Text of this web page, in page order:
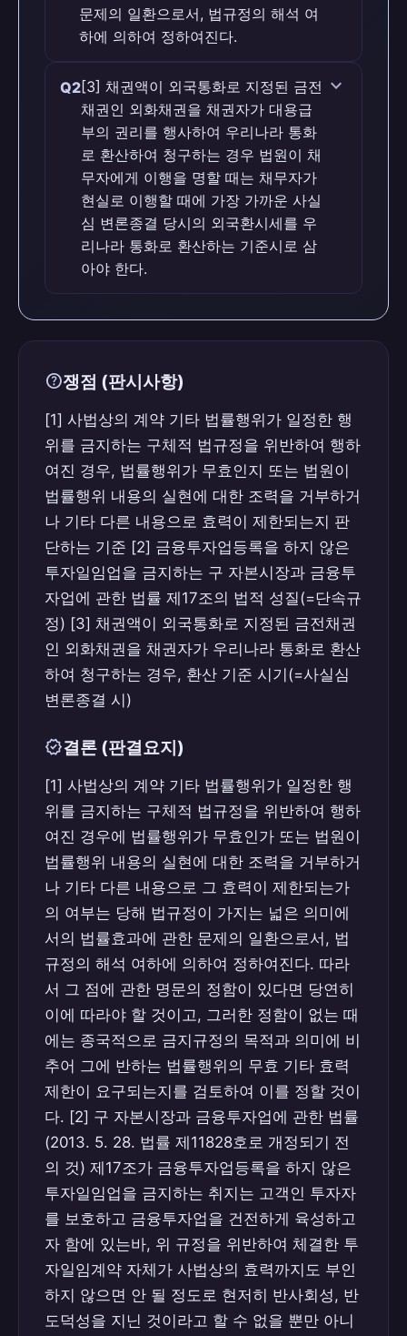
문제의 일환으로서, 법규정의 해석 여
하에 의하여 정하여진다.
맞습니다 (O)
판례 근거
[1] 사법상의 계약 기타 법률행위가 일정한
행위를 금지하는 구체적 법규정을 위반하여
행하여진 경우에 법률행위가 무효인가 또는
법원이 법률행위 내용의 실현에 대한 조력
을 거부하거나 기타 다른 내용으로 그 효력
이 제한되는가의 여부는 당해 법규정이 가
Q2[3] 채권액이 외국통화로 지정된 금전
채권인 외화채권을 채권자가 대용급
부의 권리를 행사하여 우리나라 통화
로 환산하여 청구하는 경우 법원이 채
무자에게 이행을 명할 때는 채무자가
현실로 이행할 때에 가장 가까운 사실
심 변론종결 당시의 외국환시세를 우
리나라 통화로 환산하는 기준시로 삼
아야 한다.
expand_more
[3] 채권액이 외국통화로 지정된 금전채권
행사하여 우리나라 통화로 환산하여 청구하
는 경우 법원이 채무자에게 이행을 명할 때
는 채무자가 현실로 이행할 때에 가장 가까
운 사실심 변론종결 당시의 외국환시세를
우리나라 통화로 환산하는 기준시로 삼아야
한다.
help쟁점 (판시사항)
[1] 사법상의 계약 기타 법률행위가 일정한 행
위를 금지하는 구체적 법규정을 위반하여 행하
여진 경우, 법률행위가 무효인지 또는 법원이
법률행위 내용의 실현에 대한 조력을 거부하거
나 기타 다른 내용으로 효력이 제한되는지 판
단하는 기준 [2] 금융투자업등록을 하지 않은
투자일임업을 금지하는 구 자본시장과 금융투
자업에 관한 법률 제17조의 법적 성질(=단속규
정) [3] 채권액이 외국통화로 지정된 금전채권
인 외화채권을 채권자가 우리나라 통화로 환산
하여 청구하는 경우, 환산 기준 시기(=사실심
변론종결 시)
verified결론 (판결요지)
[1] 사법상의 계약 기타 법률행위가 일정한 행
위를 금지하는 구체적 법규정을 위반하여 행하
여진 경우에 법률행위가 무효인가 또는 법원이
법률행위 내용의 실현에 대한 조력을 거부하거
나 기타 다른 내용으로 그 효력이 제한되는가
의 여부는 당해 법규정이 가지는 넓은 의미에
서의 법률효과에 관한 문제의 일환으로서, 법
규정의 해석 여하에 의하여 정하여진다. 따라
서 그 점에 관한 명문의 정함이 있다면 당연히
이에 따라야 할 것이고, 그러한 정함이 없는 때
에는 종국적으로 금지규정의 목적과 의미에 비
추어 그에 반하는 법률행위의 무효 기타 효력
제한이 요구되는지를 검토하여 이를 정할 것이
다. [2] 구 자본시장과 금융투자업에 관한 법률
(2013. 5. 28. 법률 제11828호로 개정되기 전
의 것) 제17조가 금융투자업등록을 하지 않은
투자일임업을 금지하는 취지는 고객인 투자자
를 보호하고 금융투자업을 건전하게 육성하고
자 함에 있는바, 위 규정을 위반하여 체결한 투
자일임계약 자체가 사법상의 효력까지도 부인
하지 않으면 안 될 정도로 현저히 반사회성, 반
도덕성을 지닌 것이라고 할 수 없을 뿐만 아니